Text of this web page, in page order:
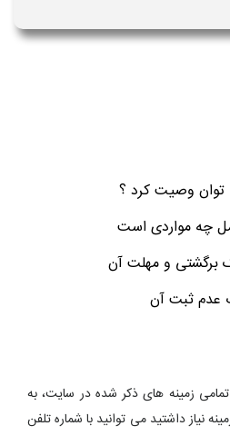
توان وصیت کرد ؟
چه مواردی است
برگشتی و مهلت آن
عدم ثبت آن
زمینه های ذکر شده در سایت، به
نیاز داشتید می توانید با شماره تلفن